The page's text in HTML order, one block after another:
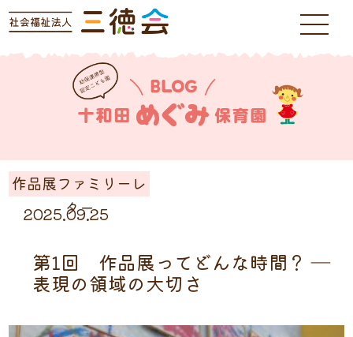
作品展ファミリーレ
ター
2025.09.25
第1回 作品展ってどんな時間？ ―
表現の領域の大切さ